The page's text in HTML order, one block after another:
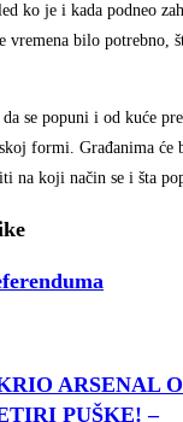
ko je i kada podneo
vremena bilo potrebno,
se popuni i od kuće
formi. Građanima će
na koji način se i šta
ARSENAL
PUŠKE! –